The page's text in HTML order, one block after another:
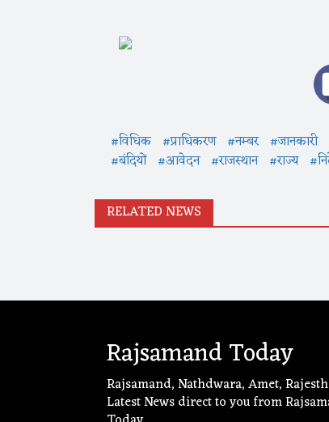
#विधिक #प्राधिकरण #नम्बर #जानकारी
#बंदियों #आवेदन #राजस्थान #राज्य
RELATED NEWS
Rajsamand Today
Rajsamand, Nathdwara, Amet,
Latest News direct to you from